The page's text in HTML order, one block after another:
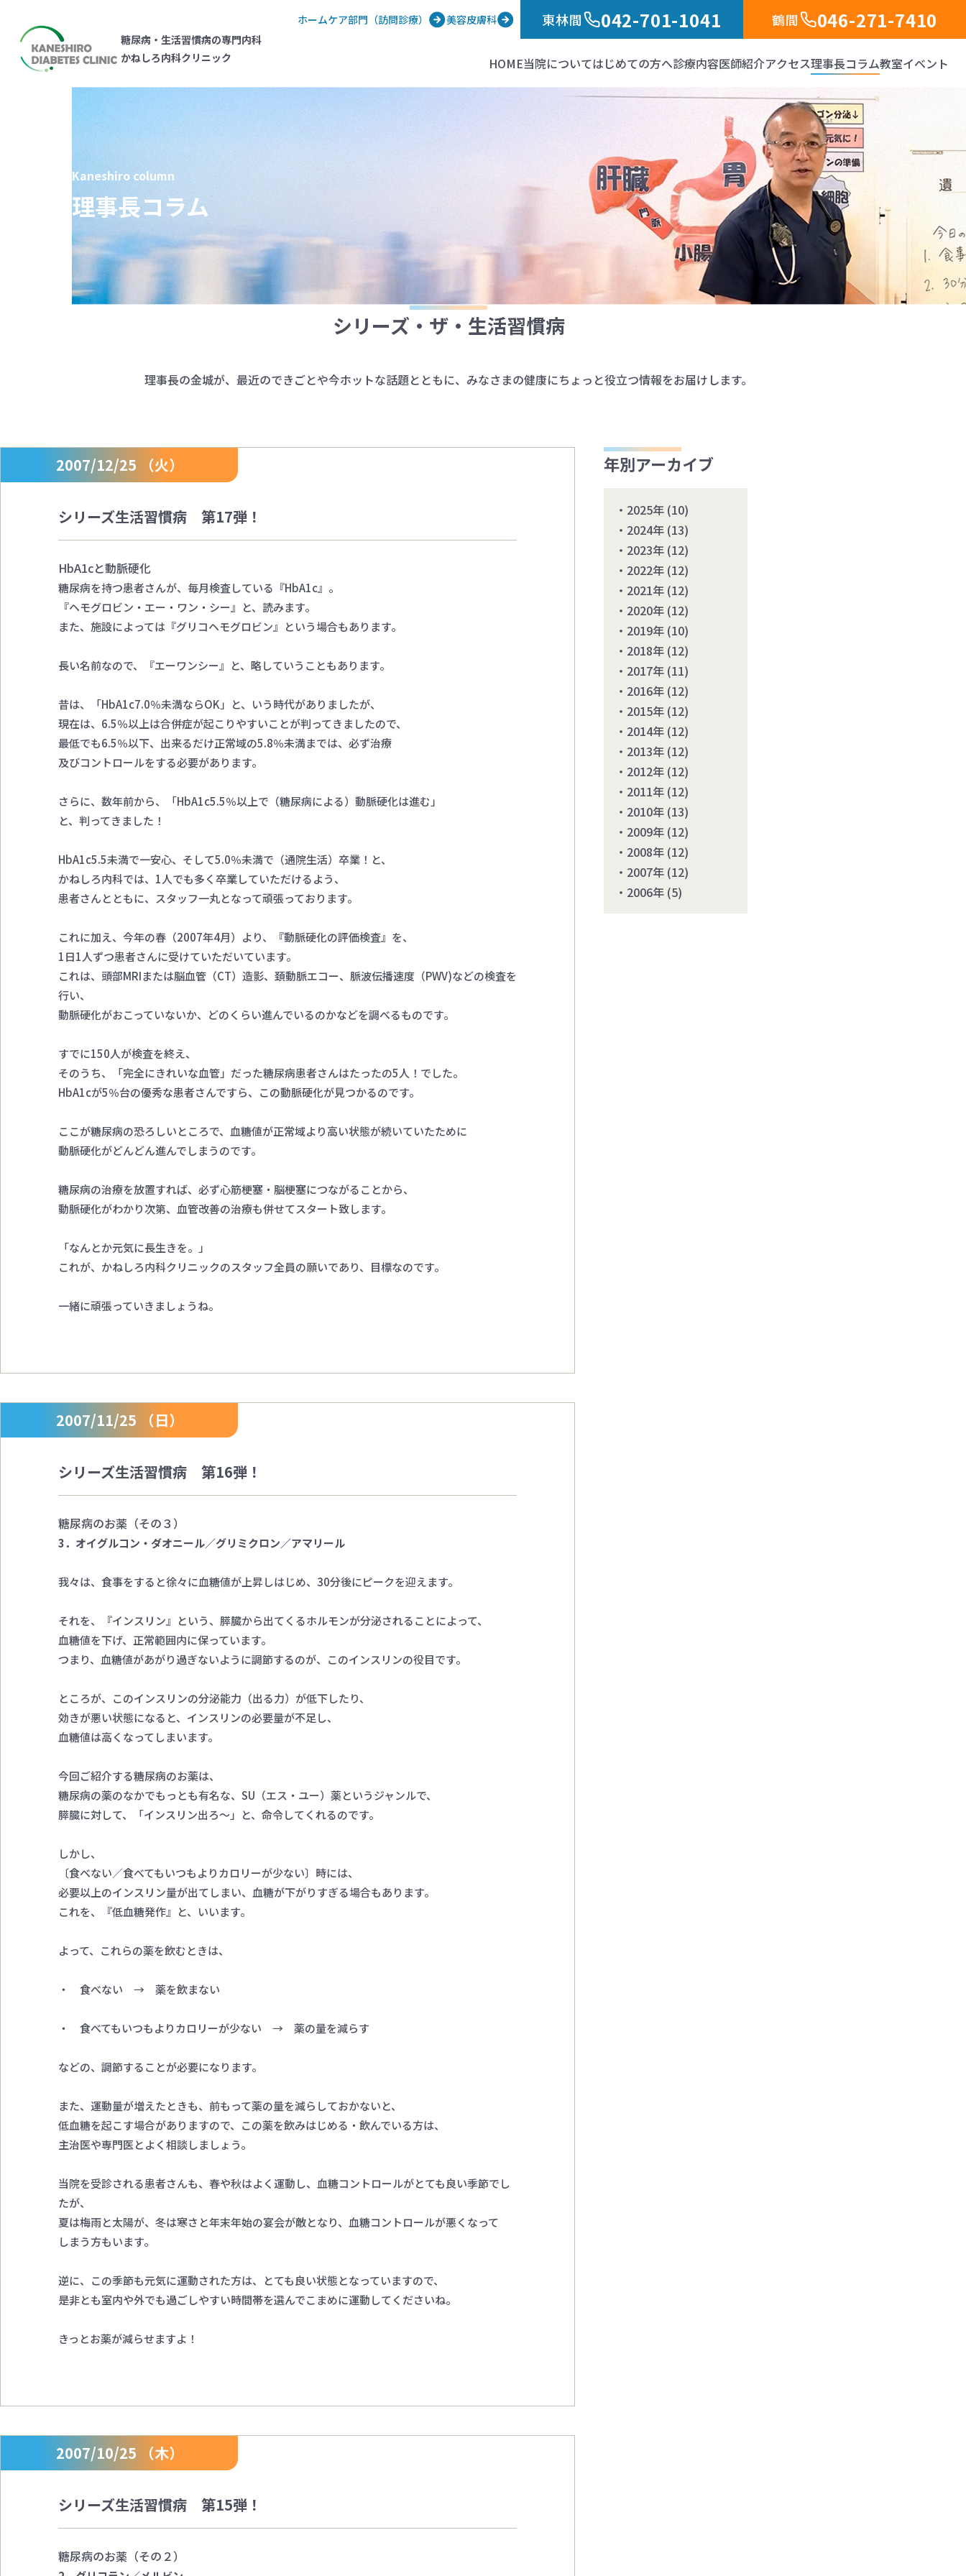
糖尿病・生活習慣病の専門内科
かねしろ内科クリニック
ホームケア部門（訪問診療） 美容皮膚科 東林間 042-701-1041 鶴間 046-271-7410
HOME当院についてはじめての方へ診療内容医師紹介アクセス理事長コラム教室イベント
Kaneshiro column
理事長コラム
シリーズ・ザ・生活習慣病
理事長の金城が、最近のできごとや今ホットな話題とともに、みなさまの健康にちょっと役立つ情報をお届けします。
2007/12/25 （火）
シリーズ生活習慣病 第17弾！
HbA1cと動脈硬化
糖尿病を持つ患者さんが、毎月検査している『HbA1c』。
『ヘモグロビン・エー・ワン・シー』と、読みます。
また、施設によっては『グリコヘモグロビン』という場合もあります。
長い名前なので、『エーワンシー』と、略していうこともあります。
昔は、「HbA1c7.0％未満ならOK」と、いう時代がありましたが、
現在は、6.5％以上は合併症が起こりやすいことが判ってきましたので、
最低でも6.5％以下、出来るだけ正常域の5.8％未満までは、必ず治療
及びコントロールをする必要があります。
さらに、数年前から、「HbA1c5.5％以上で（糖尿病による）動脈硬化は進む」
と、判ってきました！
HbA1c5.5未満で一安心、そして5.0％未満で（通院生活）卒業！と、
かねしろ内科では、1人でも多く卒業していただけるよう、
患者さんとともに、スタッフ一丸となって頑張っております。
これに加え、今年の春（2007年4月）より、『動脈硬化の評価検査』を、
1日1人ずつ患者さんに受けていただいています。
これは、頭部MRIまたは脳血管（CT）造影、頚動脈エコー、脈波伝播速度（PWV)などの検査を
行い、
動脈硬化がおこっていないか、どのくらい進んでいるのかなどを調べるものです。
すでに150人が検査を終え、
そのうち、「完全にきれいな血管」だった糖尿病患者さんはたったの5人！でした。
HbA1cが5％台の優秀な患者さんですら、この動脈硬化が見つかるのです。
ここが糖尿病の恐ろしいところで、血糖値が正常域より高い状態が続いていたために
動脈硬化がどんどん進んでしまうのです。
糖尿病の治療を放置すれば、必ず心筋梗塞・脳梗塞につながることから、
動脈硬化がわかり次第、血管改善の治療も併せてスタート致します。
「なんとか元気に長生きを。」
これが、かねしろ内科クリニックのスタッフ全員の願いであり、目標なのです。
一緒に頑張っていきましょうね。
2007/11/25 （日）
シリーズ生活習慣病 第16弾！
糖尿病のお薬（その３）
3．オイグルコン・ダオニール／グリミクロン／アマリール
我々は、食事をすると徐々に血糖値が上昇しはじめ、30分後にピークを迎えます。
それを、『インスリン』という、膵臓から出てくるホルモンが分泌されることによって、
血糖値を下げ、正常範囲内に保っています。
つまり、血糖値があがり過ぎないように調節するのが、このインスリンの役目です。
ところが、このインスリンの分泌能力（出る力）が低下したり、
効きが悪い状態になると、インスリンの必要量が不足し、
血糖値は高くなってしまいます。
今回ご紹介する糖尿病のお薬は、
糖尿病の薬のなかでもっとも有名な、SU（エス・ユー）薬というジャンルで、
膵臓に対して、「インスリン出ろ～」と、命令してくれるのです。
しかし、
〔食べない／食べてもいつもよりカロリーが少ない〕時には、
必要以上のインスリン量が出てしまい、血糖が下がりすぎる場合もあります。
これを、『低血糖発作』と、いいます。
よって、これらの薬を飲むときは、
・ 食べない → 薬を飲まない
・ 食べてもいつもよりカロリーが少ない → 薬の量を減らす
などの、調節することが必要になります。
また、運動量が増えたときも、前もって薬の量を減らしておかないと、
低血糖を起こす場合がありますので、この薬を飲みはじめる・飲んでいる方は、
主治医や専門医とよく相談しましょう。
当院を受診される患者さんも、春や秋はよく運動し、血糖コントロールがとても良い季節でし
たが、
夏は梅雨と太陽が、冬は寒さと年末年始の宴会が敵となり、血糖コントロールが悪くなって
しまう方もいます。
逆に、この季節も元気に運動された方は、とても良い状態となっていますので、
是非とも室内や外でも過ごしやすい時間帯を選んでこまめに運動してくださいね。
きっとお薬が減らせますよ！
2007/10/25 （木）
シリーズ生活習慣病 第15弾！
糖尿病のお薬（その２）
年別アーカイブ
2025年 (10)
2024年 (13)
2023年 (12)
2022年 (12)
2021年 (12)
2020年 (12)
2019年 (10)
2018年 (12)
2017年 (11)
2016年 (12)
2015年 (12)
2014年 (12)
2013年 (12)
2012年 (12)
2011年 (12)
2010年 (13)
2009年 (12)
2008年 (12)
2007年 (12)
2006年 (5)